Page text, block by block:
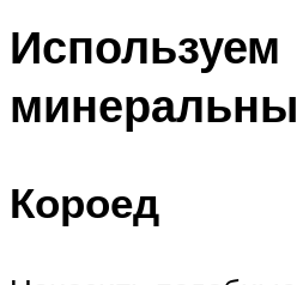
Используем
Короед